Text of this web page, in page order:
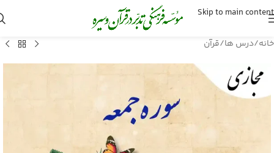
Skip to main content
خانه/درس ها/قرآن